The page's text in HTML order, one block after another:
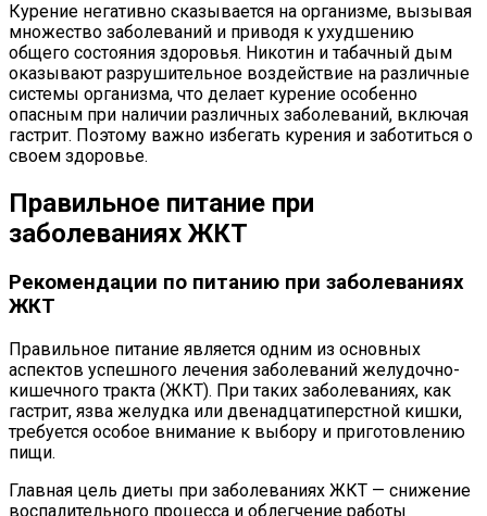
Курение негативно сказывается на организме, вызывая
множество заболеваний и приводя к ухудшению
общего состояния здоровья. Никотин и табачный дым
оказывают разрушительное воздействие на различные
системы организма, что делает курение особенно
опасным при наличии различных заболеваний, включая
гастрит. Поэтому важно избегать курения и заботиться о
своем здоровье.
Правильное питание при
заболеваниях ЖКТ
Рекомендации по питанию при заболеваниях
ЖКТ
Правильное питание является одним из основных
аспектов успешного лечения заболеваний желудочно-
кишечного тракта (ЖКТ). При таких заболеваниях, как
гастрит, язва желудка или двенадцатиперстной кишки,
требуется особое внимание к выбору и приготовлению
пищи.
Главная цель диеты при заболеваниях ЖКТ — снижение
воспалительного процесса и облегчение работы